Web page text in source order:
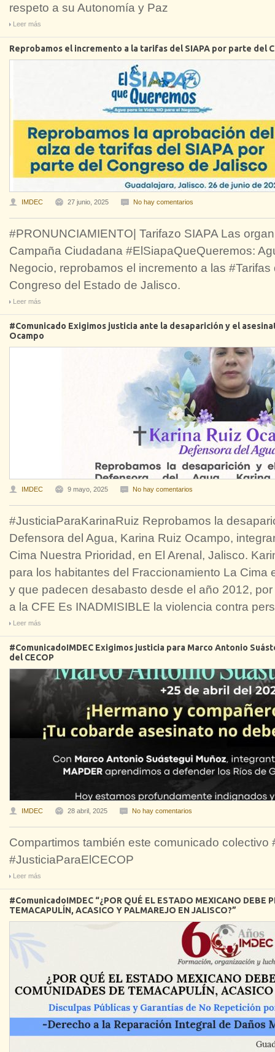
respeto a su Autonomía y Paz
Leer más
Reprobamos el incremento a la tarifas del SIAPA por parte del
IMDEC 27 junio, 2025 No hay comentarios
#PRONUNCIAMIENTO| Tarifazo SIAPA Las
Campaña Ciudadana #ElSiapaQueQueremos:
Negocio, reprobamos el incremento a las
Congreso del Estado de Jalisco.
Leer más
#Comunicado Exigimos justicia ante la desaparición y el
Ocampo
IMDEC 9 mayo, 2025 No hay comentarios
#JusticiaParaKarinaRuiz Reprobamos la
Defensora del Agua, Karina Ruiz Ocampo,
Cima Nuestra Prioridad, en El Arenal, Jalisco.
para los habitantes del Fraccionamiento La Cima
y que padecen desabasto desde el año 2012,
a la CFE Es INADMISIBLE la violencia contra
Leer más
#ComunicadoIMDEC Exigimos justicia para Marco Antonio
del CECOP
IMDEC 28 abril, 2025 No hay comentarios
Compartimos también este comunicado
#JusticiaParaElCECOP
Leer más
#ComunicadoIMDEC “¿POR QUÉ EL ESTADO MEXICANO DEBE
TEMACAPULÍN, ACASICO Y PALMAREJO EN JALISCO?”